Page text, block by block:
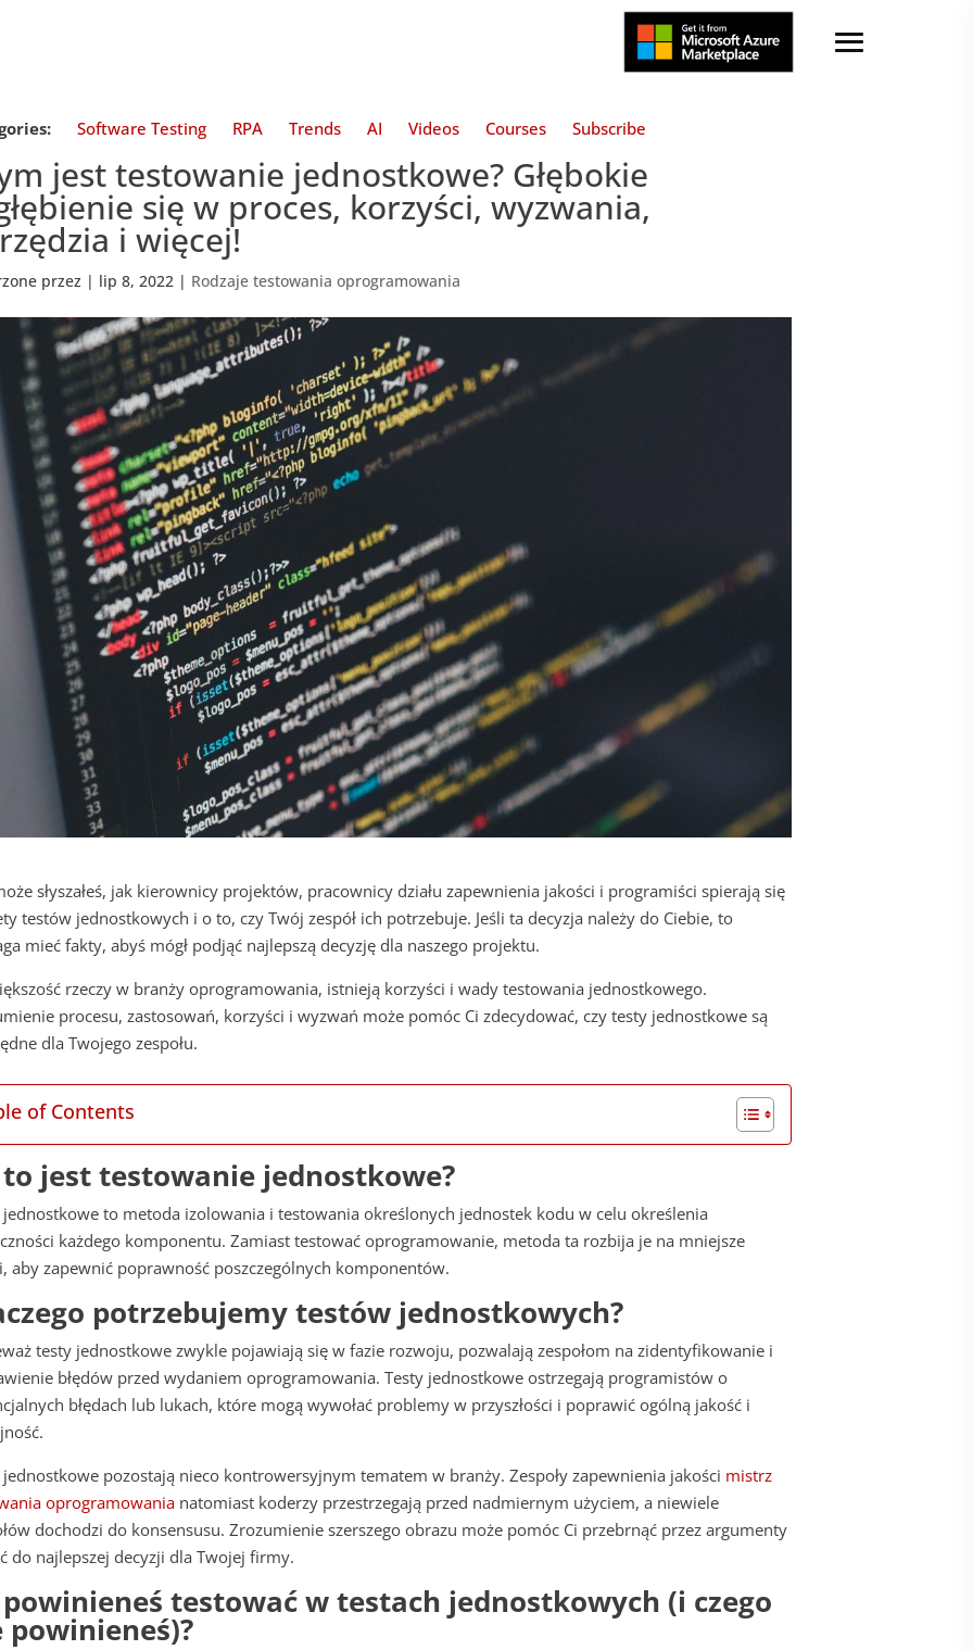
Software Testing RPA Trends AI Videos Courses Subscribe
jest testowanie jednostkowe? Głębokie
się w proces, korzyści, wyzwania,
i więcej!
przez | lip 8, 2022 | Rodzaje testowania oprogramowania
słyszałeś, jak kierownicy projektów, pracownicy działu zapewnienia jakości i programiści spierają się
testów jednostkowych i o to, czy Twój zespół ich potrzebuje. Jeśli ta decyzja należy do Ciebie, to
mieć fakty, abyś mógł podjąć najlepszą decyzję dla naszego projektu.
rzeczy w branży oprogramowania, istnieją korzyści i wady testowania jednostkowego.
procesu, zastosowań, korzyści i wyzwań może pomóc Ci zdecydować, czy testy jednostkowe są
dla Twojego zespołu.
of Contents
to jest testowanie jednostkowe?
jednostkowe to metoda izolowania i testowania określonych jednostek kodu w celu określenia
każdego komponentu. Zamiast testować oprogramowanie, metoda ta rozbija je na mniejsze
aby zapewnić poprawność poszczególnych komponentów.
potrzebujemy testów jednostkowych?
testy jednostkowe zwykle pojawiają się w fazie rozwoju, pozwalają zespołom na zidentyfikowanie i
błędów przed wydaniem oprogramowania. Testy jednostkowe ostrzegają programistów o
błędach lub lukach, które mogą wywołać problemy w przyszłości i poprawić ogólną jakość i
jednostkowe pozostają nieco kontrowersyjnym tematem w branży. Zespoły zapewnienia jakości mistrz
oprogramowania natomiast koderzy przestrzegają przed nadmiernym użyciem, a niewiele
dochodzi do konsensusu. Zrozumienie szerszego obrazu może pomóc Ci przebrnąć przez argumenty
do najlepszej decyzji dla Twojej firmy.
powinieneś testować w testach jednostkowych (i czego
powinieneś)?